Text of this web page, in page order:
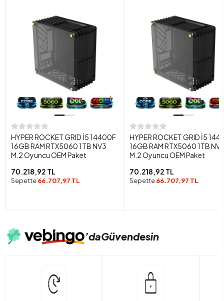
HYPER ROCKET GRID İ5 14400F
16GB RAM RTX5060 1TB NV3
M.2 Oyuncu OEM Paket
70.218,92 TL
Sepette66.707,97 TL
HYPER ROCKET GRID İ5
16GB RAM RTX5060 1TB
M.2 Oyuncu OEM Paket
70.218,92 TL
Sepette66.707,97 TL
’daGüvendesin